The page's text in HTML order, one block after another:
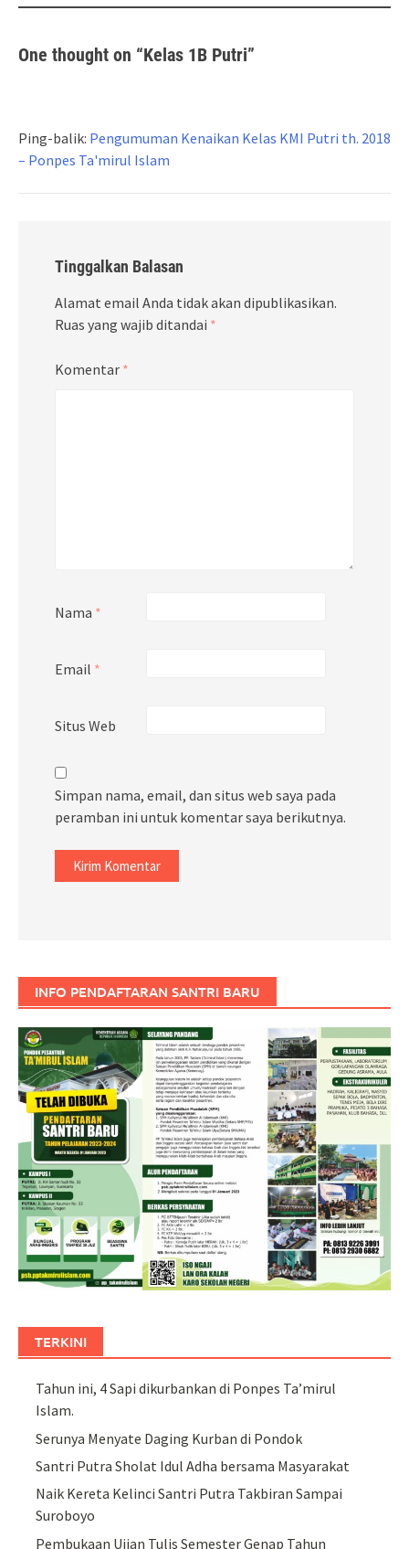
One thought on “Kelas 1B Putri”
Ping-balik: Pengumuman Kenaikan Kelas KMI Putri th. 2018
– Ponpes Ta'mirul Islam
Tinggalkan Balasan
Alamat email Anda tidak akan dipublikasikan.
Ruas yang wajib ditandai *
Komentar *
Nama *
Email *
Situs Web
Simpan nama, email, dan situs web saya pada
peramban ini untuk komentar saya berikutnya.
INFO PENDAFTARAN SANTRI BARU
TERKINI
Tahun ini, 4 Sapi dikurbankan di Ponpes Ta’mirul
Islam.
Serunya Menyate Daging Kurban di Pondok
Santri Putra Sholat Idul Adha bersama Masyarakat
Naik Kereta Kelinci Santri Putra Takbiran Sampai
Suroboyo
Pembukaan Ujian Tulis Semester Genap Tahun